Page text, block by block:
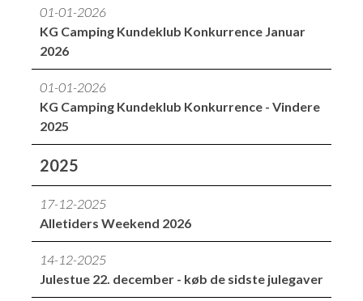
01-01-2026
KG Camping Kundeklub Konkurrence Januar
2026
01-01-2026
KG Camping Kundeklub Konkurrence - Vindere
2025
2025
17-12-2025
Alletiders Weekend 2026
14-12-2025
Julestue 22. december - køb de sidste julegaver